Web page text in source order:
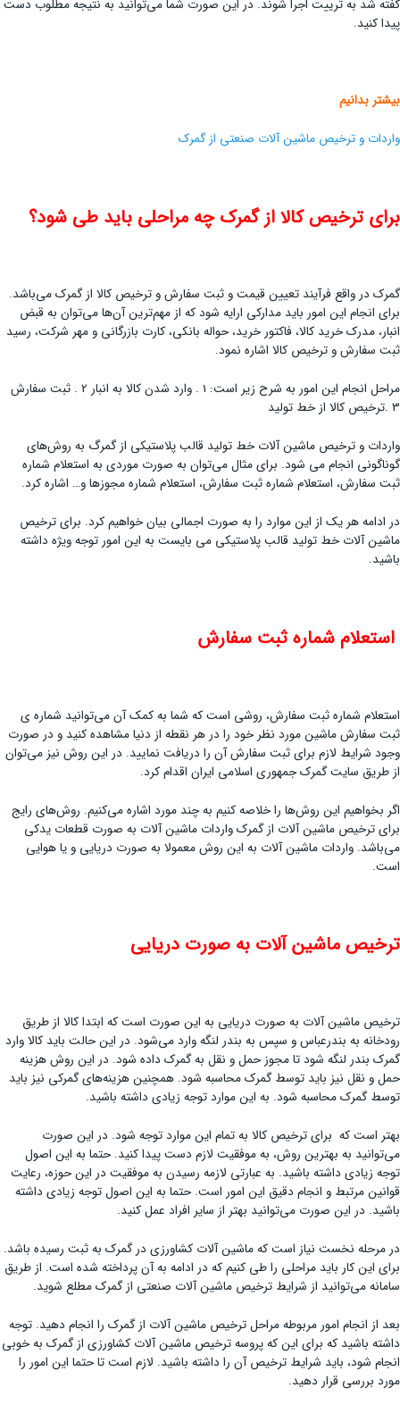
گفته شد به ترییت اجرا شوند. در این صورت شما می‌توانید به نتیجه مطلوب دست
پیدا کنید.
بیشتر بدانیم
واردات و ترخیص ماشین آلات صنعتی از گمرک
برای ترخیص کالا از گمرک چه مراحلی باید طی شود؟
گمرک در واقع فرآیند تعیین قیمت و ثبت سفارش و ترخیص کالا از گمرک می‌باشد.
برای انجام این امور باید مدارکی ارایه شود که از مهم‌ترین آن‌ها می‌توان به قبض
انبار، مدرک خرید کالا، فاکتور خرید، حواله بانکی، کارت بازرگانی و مهر شرکت، رسید
ثبت سفارش و ترخیص کالا اشاره نمود.
مراحل انجام این امور به شرح زیر است: 1 . وارد شدن کالا به انبار 2 . ثبت سفارش
3 .ترخیص کالا از خط تولید
واردات و ترخیص ماشین آلات خط تولید قالب پلاستیکی از گمرگ به روش‌های
گوناگونی انجام می شود. برای مثال می‌توان به صورت موردی به استعلام شماره
ثبت سفارش، استعلام شماره ثبت سفارش، استعلام شماره مجوزها و… اشاره کرد.
در ادامه هر یک از این موارد را به صورت اجمالی بیان خواهیم کرد. برای ترخیص
ماشین آلات خط تولید قالب پلاستیکی می بایست به این امور توجه ویژه داشته
باشید.
استعلام شماره ثبت سفارش
استعلام شماره ثبت سفارش، روشی است که شما به کمک آن می‌توانید شماره ی
ثبت سفارش ماشین مورد نظر خود را در هر نقطه از دنیا مشاهده کنید و در صورت
وجود شرایط لازم برای ثبت سفارش آن را دریافت نمایید. در این روش نیز می‌توان
از طریق سایت گمرک جمهوری اسلامی ایران اقدام کرد.
اگر بخواهیم این روش‌ها را خلاصه کنیم به چند مورد اشاره می‌کنیم. روش‌های رایج
برای ترخیص ماشین آلات از گمرک واردات ماشین آلات به صورت قطعات یدکی
می‌باشد. واردات ماشین آلات به این روش معمولا به صورت دریایی و یا هوایی
است.
ترخیص ماشین آلات به صورت دریایی
ترخیص ماشین آلات به صورت دریایی به این صورت است که ابتدا کالا از طریق
رودخانه به بندرعباس و سپس به بندر لنگه وارد می‌شود. در این حالت باید کالا وارد
گمرک بندر لنگه شود تا مجوز حمل و نقل به گمرک داده شود. در این روش هزینه
حمل و نقل نیز باید توسط گمرک محاسبه شود. همچنین هزینه‌های گمرکی نیز باید
توسط گمرک محاسبه شود. به این موارد توجه زیادی داشته باشید.
بهتر است که برای ترخیص کالا به تمام این موارد توجه شود. در این صورت
می‌توانید به بهترین روش، به موفقیت لازم دست پیدا کنید. حتما به این اصول
توجه زیادی داشته باشید. به عبارتی لازمه رسیدن به موفقیت در این حوزه، رعایت
قوانین مرتبط و انجام دقیق این امور است. حتما به این اصول توجه زیادی داشته
باشید. در این صورت می‌توانید بهتر از سایر افراد عمل کنید.
در مرحله نخست نیاز است که ماشین آلات کشاورزی در گمرک به ثبت رسیده باشد.
برای این کار باید مراحلی را طی کنیم که در ادامه به آن پرداخته شده است. از طریق
سامانه می‌توانید از شرایط ترخیص ماشین آلات صنعتی از گمرک مطلع شوید.
بعد از انجام امور مربوطه مراحل ترخیص ماشین آلات از گمرک را انجام دهید. توجه
داشته باشید که برای این که پروسه ترخیص ماشین آلات کشاورزی از گمرک به خوبی
انجام شود، باید شرایط ترخیص آن را داشته باشید. لازم است تا حتما این امور را
مورد بررسی قرار دهید.